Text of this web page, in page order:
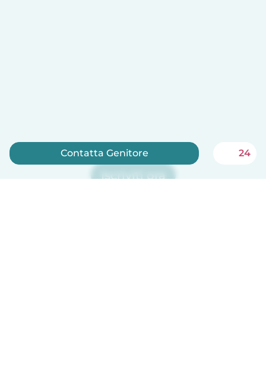
Iscriviti ora
Contatta Genitore 24